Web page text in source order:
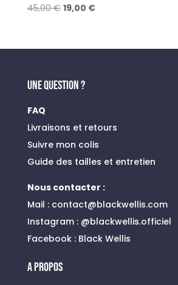
45,00€ Le
était :
19,00 €Le
est :
UNE QUESTION ?
FAQ
Livraisons et retours
Suivre mon colis
Guide des tailles et entretien
Nous contacter :
Mail : contact@blackwellis.com
Instagram :@blackwellis.officiel
Facebook : Black Wellis
A PROPOS